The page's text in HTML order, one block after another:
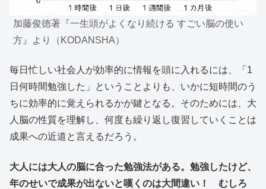
加藤俊徳著『一生頭がよくなり続ける すごい脳の使い
方』より（KODANSHA）
毎日忙しい社会人が効率的に情報を頭に入れるには、「1
日何時間勉強した」ということよりも、いかに短時間のう
ちに効率的に覚えられるかが鍵となる。そのためには、大
人脳の性質を理解し、何度も繰り返し復習していくことは
成果への近道と言えるだろう。
大人には大人の脳に合った勉強法がある。勉強したけど、
年のせいで成果が出ないと嘆くのは大間違い！ むしろ